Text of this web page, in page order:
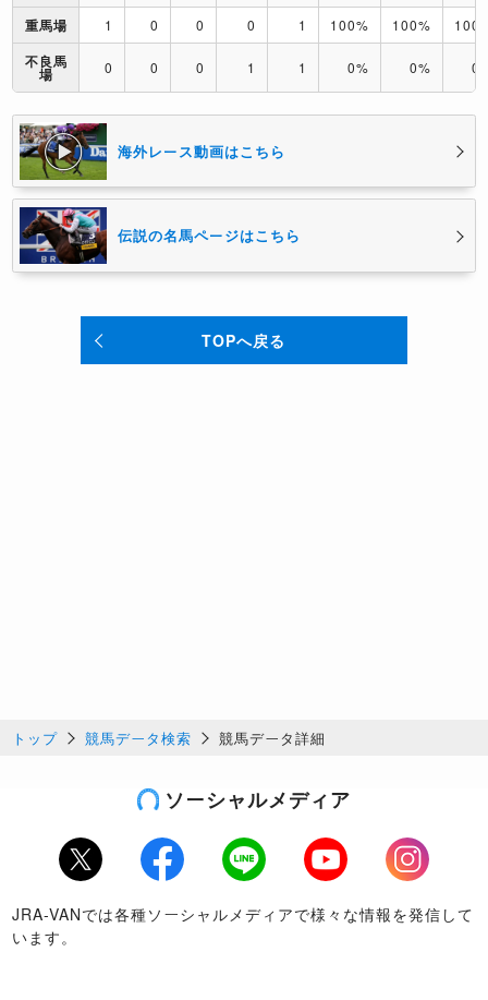
重馬場 1 0 0 0 1 100% 100%
不良馬
場 0 0 0 1 1 0% 0%
海外レース動画はこちら
伝説の名馬ページはこちら
TOPへ戻る
トップ 競馬データ検索 競馬データ詳細
ソーシャルメディア
Twitter Facebook LINE Youtube
Instagram
JRA-VANでは各種ソーシャルメディアで様々な情報を発信して
います。